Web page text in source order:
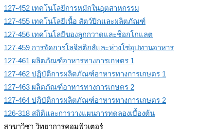
127-452 เทคโนโลยีการหมักในอุตสาหกรรม
127-455 เทคโนโลยีเนื้อ สัตว์ปีกและผลิตภัณฑ์
127-456 เทคโนโลยีของลูกกวาดและช็อกโกแลต
127-459 การจัดการโลจิสติกส์และห่วงโซ่อุปทานอาหาร
127-461 ผลิตภัณฑ์อาหารทางการเกษตร 1
127-462 ปฏิบัติการผลิตภัณฑ์อาหารทางการเกษตร 1
127-463 ผลิตภัณฑ์อาหารทางการเกษตร 2
127-464 ปฏิบัติการผลิตภัณฑ์อาหารทางการเกษตร 2
126-318 สถิติและการวางแผนการทดลองเบื้องต้น
สาขาวิชา วิทยาการคอมพิวเตอร์